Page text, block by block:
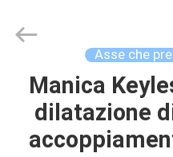
CASA
PRODOTTI
Chaoyue
Clutch
Reserved.
Asse che
Manica
dilatazione